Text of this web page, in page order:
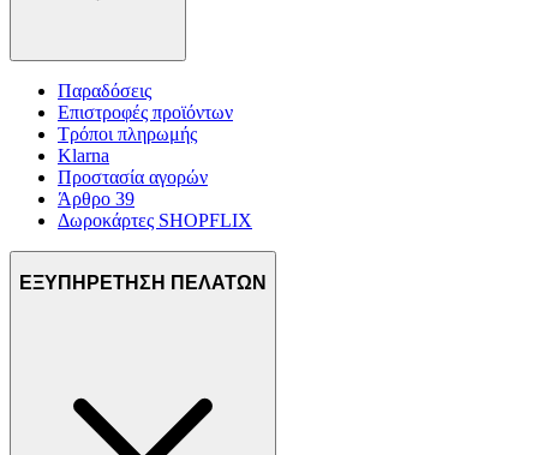
Παραδόσεις
Επιστροφές προϊόντων
Τρόποι πληρωμής
Klarna
Προστασία αγορών
Άρθρο 39
Δωροκάρτες SHOPFLIX
ΕΞΥΠΗΡΕΤΗΣΗ ΠΕΛΑΤΩΝ